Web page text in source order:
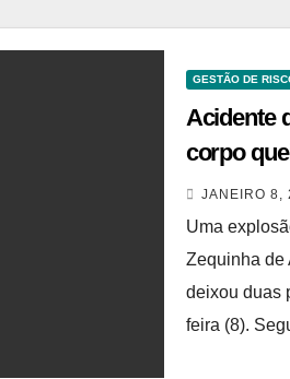
GESTÃO DE
Acidente
corpo
08/01/
JANEIRO 8,
Uma
Zequinha de
deixou duas
feira (8).